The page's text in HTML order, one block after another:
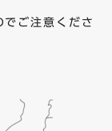
でご注意くださ